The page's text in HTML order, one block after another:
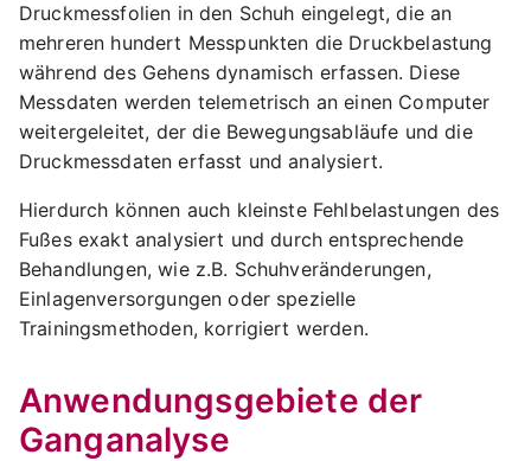
Druckmessfolien in den Schuh eingelegt, die an
mehreren hundert Messpunkten die Druckbelastung
während des Gehens dynamisch erfassen. Diese
Messdaten werden telemetrisch an einen Computer
weitergeleitet, der die Bewegungsabläufe und die
Druckmessdaten erfasst und analysiert.
Hierdurch können auch kleinste Fehlbelastungen des
Fußes exakt analysiert und durch entsprechende
Behandlungen, wie z.B. Schuhveränderungen,
Einlagenversorgungen oder spezielle
Trainingsmethoden, korrigiert werden.
Anwendungsgebiete der
Ganganalyse